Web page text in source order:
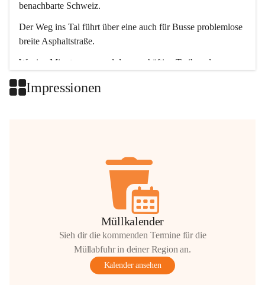
benachbarte Schweiz.
Der Weg ins Tal führt über eine auch für Busse problemlose
breite Asphaltstraße.
Wenige Minuten nur, und das geschäftige Treiben der
Impressionen
Müllkalender
Sieh dir die kommenden Termine für die
Müllabfuhr in deiner Region an.
Kalender ansehen